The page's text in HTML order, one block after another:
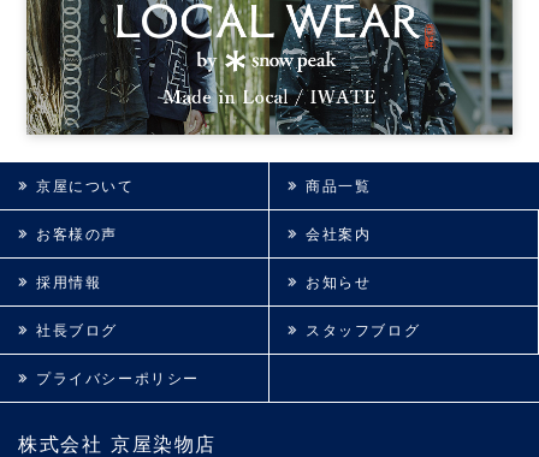
株式会社 京屋染物店
京屋について 商品一覧
お客様の声 会社案内
採用情報 お知らせ
社長ブログ スタッフブログ
プライバシーポリシー